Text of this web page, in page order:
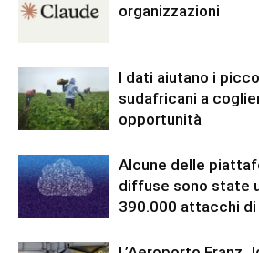
organizzazioni
I dati aiutano i
sudafricani a
opportunità
Alcune delle
diffuse sono state
390.000 attacchi di